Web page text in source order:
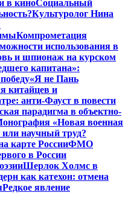
в киноСоциальный
Культуролог Нина
Компрометация
использования в
и шпионаж на курском
капитана»:
«Я не Пань
китайцев и
анти-Фауст в повести
парадигма в объектно-
«Новая военная
или научный труд?
карте РоссииФМО
в России
Шерлок Холмс в
как катехон: отмена
Редкое явление